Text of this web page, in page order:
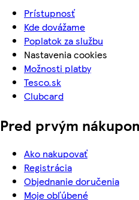
Prístupnosť
Kde dovážame
Poplatok za službu
Nastavenia cookies
Možnosti platby
Tesco.sk
Clubcard
Pred prvým
Ako nakupovať
Registrácia
Objednanie doručenia
Moje obľúbené